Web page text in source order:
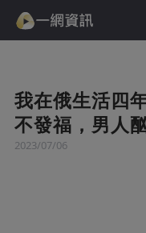
我在俄生活四
不發福，男人
2023/07/06